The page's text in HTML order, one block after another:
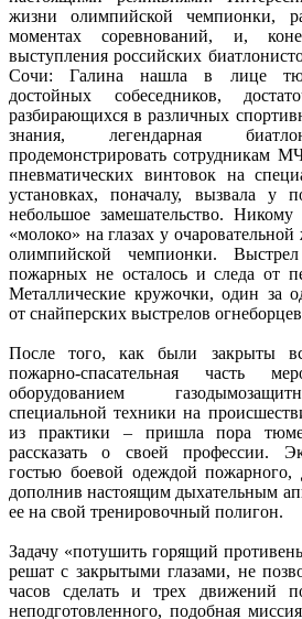
жизни олимпийской чемпионки,
моментах соревнований, и,
выступления российских
Сочи: Галина нашла в лице
достойных собеседников,
разбирающихся в различных
знания, легендарная
продемонстрировать сотрудникам
пневматических винтовок на
установках, поначалу, вызвала у
небольшое замешательство.
«молоко» на глазах у
олимпийской чемпионки.
пожарных не осталось и следа от
Металлические кружочки, один за
от снайперских выстрелов
После того, как были закрыты
пожарно-спасательная часть
оборудованием
специальной техники на
из практики – пришла пора
рассказать о своей профессии.
гостью боевой одеждой пожарного,
дополнив настоящим дыхательным
ее на свой тренировочный полигон.
Задачу «потушить горящий
решат с закрытыми глазами, не
часов сделать и трех движений
неподготовленного, подобная